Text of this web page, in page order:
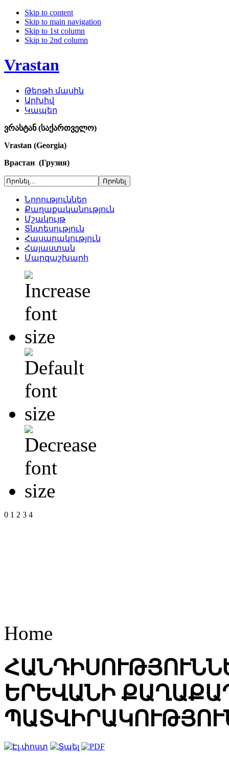
Skip to content
Skip to main navigation
Skip to 1st column
Skip to 2nd column
Vrastan
Թերթի մասին
Արխիվ
Կապեր
ვრასტან (საქართველო)
Vrastan (Georgia)
Врастан (Грузия)
Նորություններ
Քաղաքականություն
Մշակույթ
Տնտեսություն
Հասարակություն
Հայաստան
Մարզաշխարհ
0 1 2 3 4
Home
ԵՐԵՎԱՆԻ